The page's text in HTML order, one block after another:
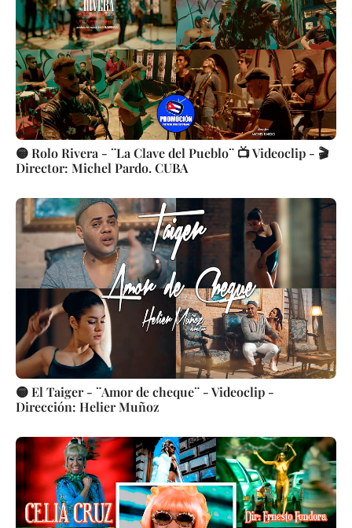
🟡 Rolo Rivera - ¨La Clave del Pueblo¨ 📺 Videoclip - 🎬
Director: Michel Pardo. CUBA
🟡 El Taiger - ¨Amor de cheque¨ - Videoclip -
Dirección: Helier Muñoz